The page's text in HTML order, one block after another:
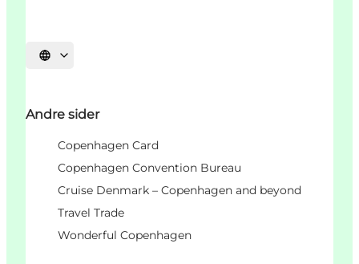
Select language
Andre sider
Copenhagen Card
Copenhagen Convention Bureau
Cruise Denmark – Copenhagen and beyond
Travel Trade
Wonderful Copenhagen